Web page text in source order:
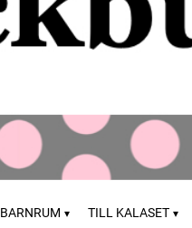
BARNRUM TILL KALASET